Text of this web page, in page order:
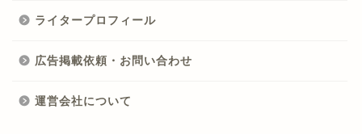
ライタープロフィール
広告掲載依頼・お問い合わせ
運営会社について